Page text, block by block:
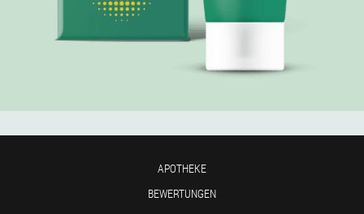
APOTHEKE
BEWERTUNGEN